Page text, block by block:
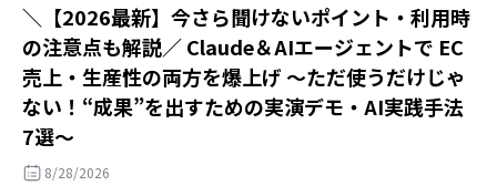
＼【2026最新】今さら聞けないポイント・利用時
の注意点も解説／ Claude＆AIエージェントで EC
売上・生産性の両方を爆上げ ～ただ使うだけじゃ
ない！“成果”を出すための実演デモ・AI実践手法
7選～
8/28/2026